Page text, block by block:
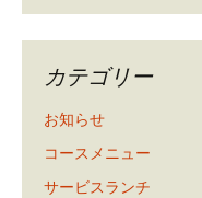
カテゴリー
お知らせ
コースメニュー
サービスランチ